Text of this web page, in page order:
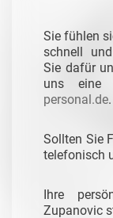
Sie fühlen
schnell
Sie dafür
uns eine
personal.de.
Sollten Sie
telefonisch
Ihre
Zupanovic